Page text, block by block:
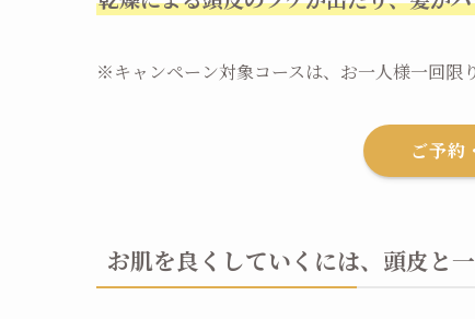
※キャンペーン対象コースは、お一人様一回限
ご予約
お肌を良くしていくには、頭皮と